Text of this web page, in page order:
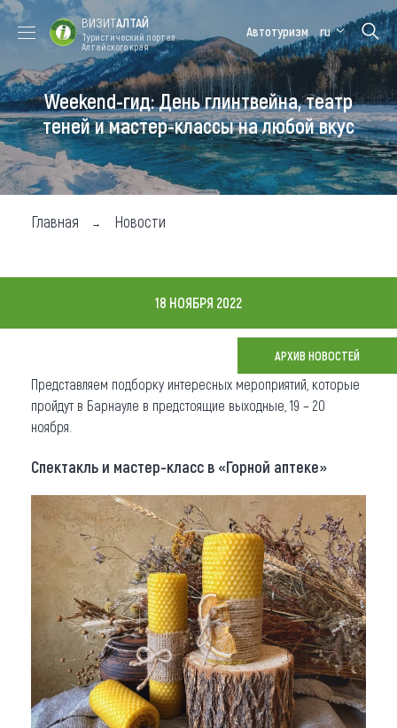
Форум VISIT
ALTAI
Цветение
маральника
Медицинский
форум
Алтайская
зимовка
Туры
Где побывать
Чем заняться
Где остановиться
Новости
Что привезти (сувениры)
О регионе
Коллекция впечатлений
Другие рубрики
ВИЗИТАЛТАЙ
Туристический портал
Алтайского края
Автотуризм ru
Weekend-гид: День глинтвейна, театр
теней и мастер-классы на любой вкус
Главная Новости
18 НОЯБРЯ 2022
АРХИВ НОВОСТЕЙ
Представляем подборку интересных мероприятий, которые
пройдут в Барнауле в предстоящие выходные, 19 – 20
ноября.
Спектакль и мастер-класс в «Горной аптеке»